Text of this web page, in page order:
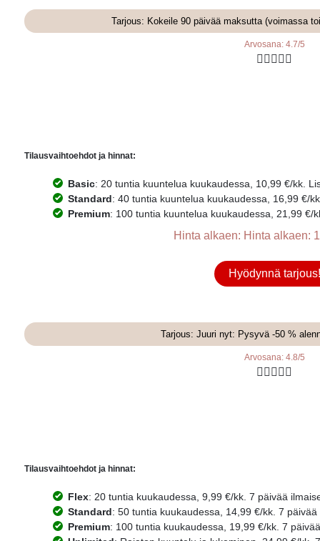
Tarjous: Kokeile 90 päivää maksutta (voimassa
Arvosana: 4.7/5
    
Tilausvaihtoehdot ja hinnat:
Basic: 20 tuntia kuuntelua kuukaudessa, 10,99 €/kk.
Standard: 40 tuntia kuuntelua kuukaudessa, 16,99 €/
Premium: 100 tuntia kuuntelua kuukaudessa, 21,99 €/
Hinta alkaen: Hinta alkaen:
Hyödynnä tarjous!
Tarjous: Juuri nyt: Pysyvä -50 %
Arvosana: 4.8/5
    
Tilausvaihtoehdot ja hinnat:
Flex: 20 tuntia kuukaudessa, 9,99 €/kk. 7 päivää
Standard: 50 tuntia kuukaudessa, 14,99 €/kk. 7 päivää
Premium: 100 tuntia kuukaudessa, 19,99 €/kk. 7